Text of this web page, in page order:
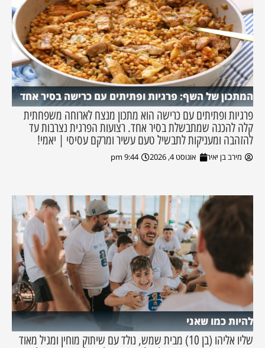
המתכון של השף: פרגיות ופתיתים עם כרישה בסיר אחד
פרגיות ופתיתים עם כרישה הוא מתכון מנצח לארוחה משפחתית
קלה להכנה שמתבשלת בסיר אחד. רצועות הפרגית נצרבות עד
להזהבה ומעניקות לתבשיל טעם עשיר ומרקם עסיסי | יאמי!
מירב בן יאיר אוגוסט 4, 2026 9:44 pm
להיות כמו שאני
שליו אליהו (בן 10) מבית שמש, נולד עם שיתוק מוחין ומגיל מאוד